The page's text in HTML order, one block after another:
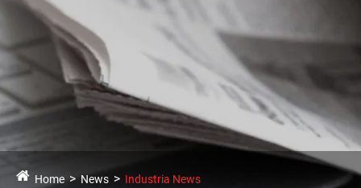
Home News Industria News